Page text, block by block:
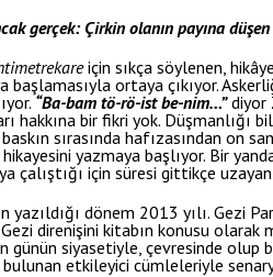
gerçek: Çirkin olanın payına
için sıkça söylenen,
başlamasıyla ortaya çıkıyor.
“Ba-bam tö-rö-ist be-nim…”diyor
hakkına bir fikri yok. Düşmanlığı
sırasında hafızasından on
hikayesini yazmaya başlıyor. Bir
çalıştığı için süresi gittikçe
yazıldığı dönem 2013 yılı. Gezi
direnişini kitabın konusu olarak
günün siyasetiyle, çevresinde olup
bulunan etkileyici cümleleriyle